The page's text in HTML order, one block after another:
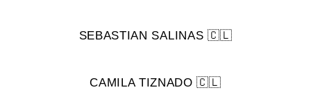
SEBASTIAN SALINAS 🇨🇱
CAMILA TIZNADO 🇨🇱